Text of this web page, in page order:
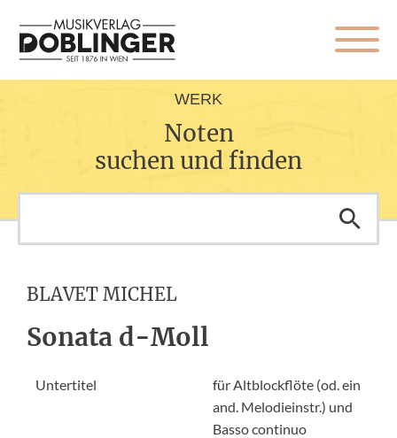
WERK
Noten
suchen und finden
BLAVET MICHEL
Sonata d-Moll
Untertitel
für Altblockflöte (od. ein
and. Melodieinstr.) und
Basso continuo